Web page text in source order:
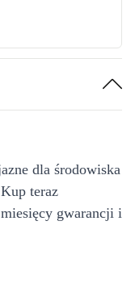
dla środowiska
teraz
gwarancji i